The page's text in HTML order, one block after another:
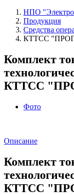
НПО
Продукция
Средства
КТТСС
Комплект
КТТСС
Фото
Описание
Комплект
КТТСС